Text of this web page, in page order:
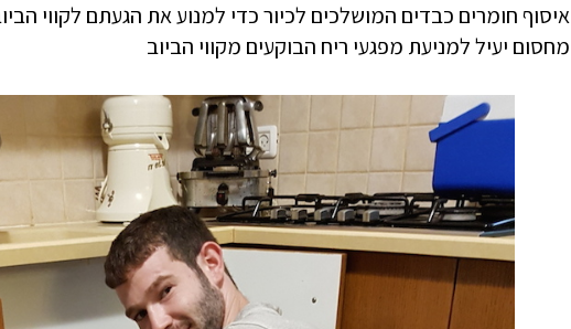
איסוף חומרים כבדים המושלכים לכיור כדי למנוע את הגעתם לקווי
מחסום יעיל למניעת מפגעי ריח הבוקעים מקווי הביוב